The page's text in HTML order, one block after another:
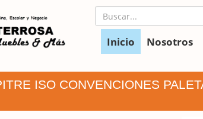
Inicio Nosotros
ISO CONVENCIONES